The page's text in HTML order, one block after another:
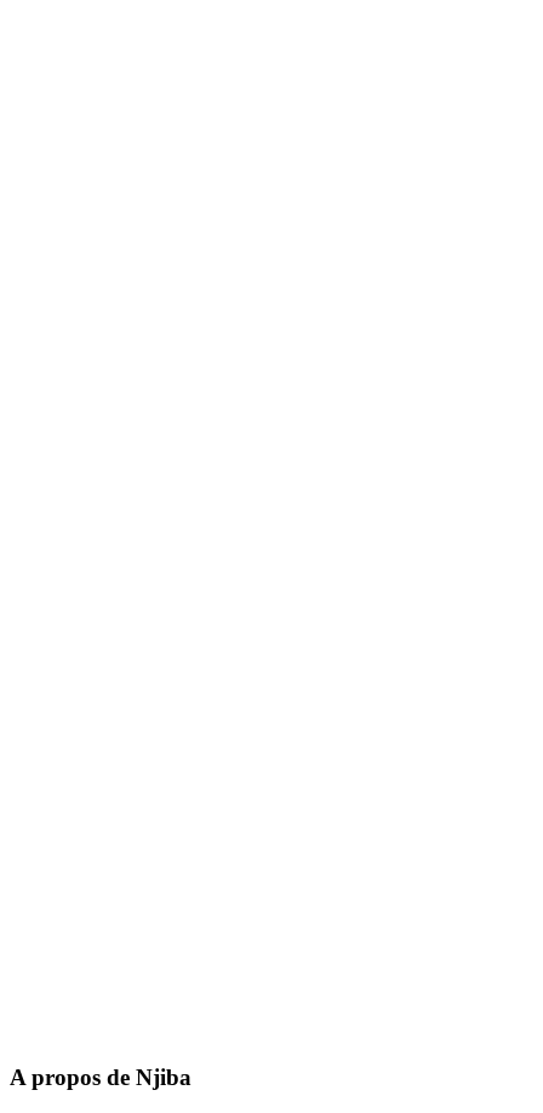
A propos de Njiba